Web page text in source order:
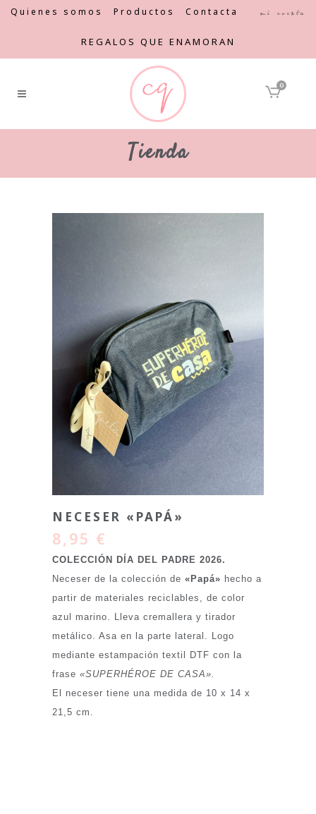
Quienes somos Productos Contacta Mi cuenta
REGALOS QUE ENAMORAN
0
Tienda
NECESER «PAPÁ»
8,95 €
COLECCIÓN DÍA DEL PADRE 2026.
Neceser de la colección de «Papá» hecho a
partir de materiales reciclables, de color
azul marino. Lleva cremallera y tirador
metálico. Asa en la parte lateral. Logo
mediante estampación textil DTF con la
frase «SUPERHÉROE DE CASA».
El neceser tiene una medida de 10 x 14 x
21,5 cm.